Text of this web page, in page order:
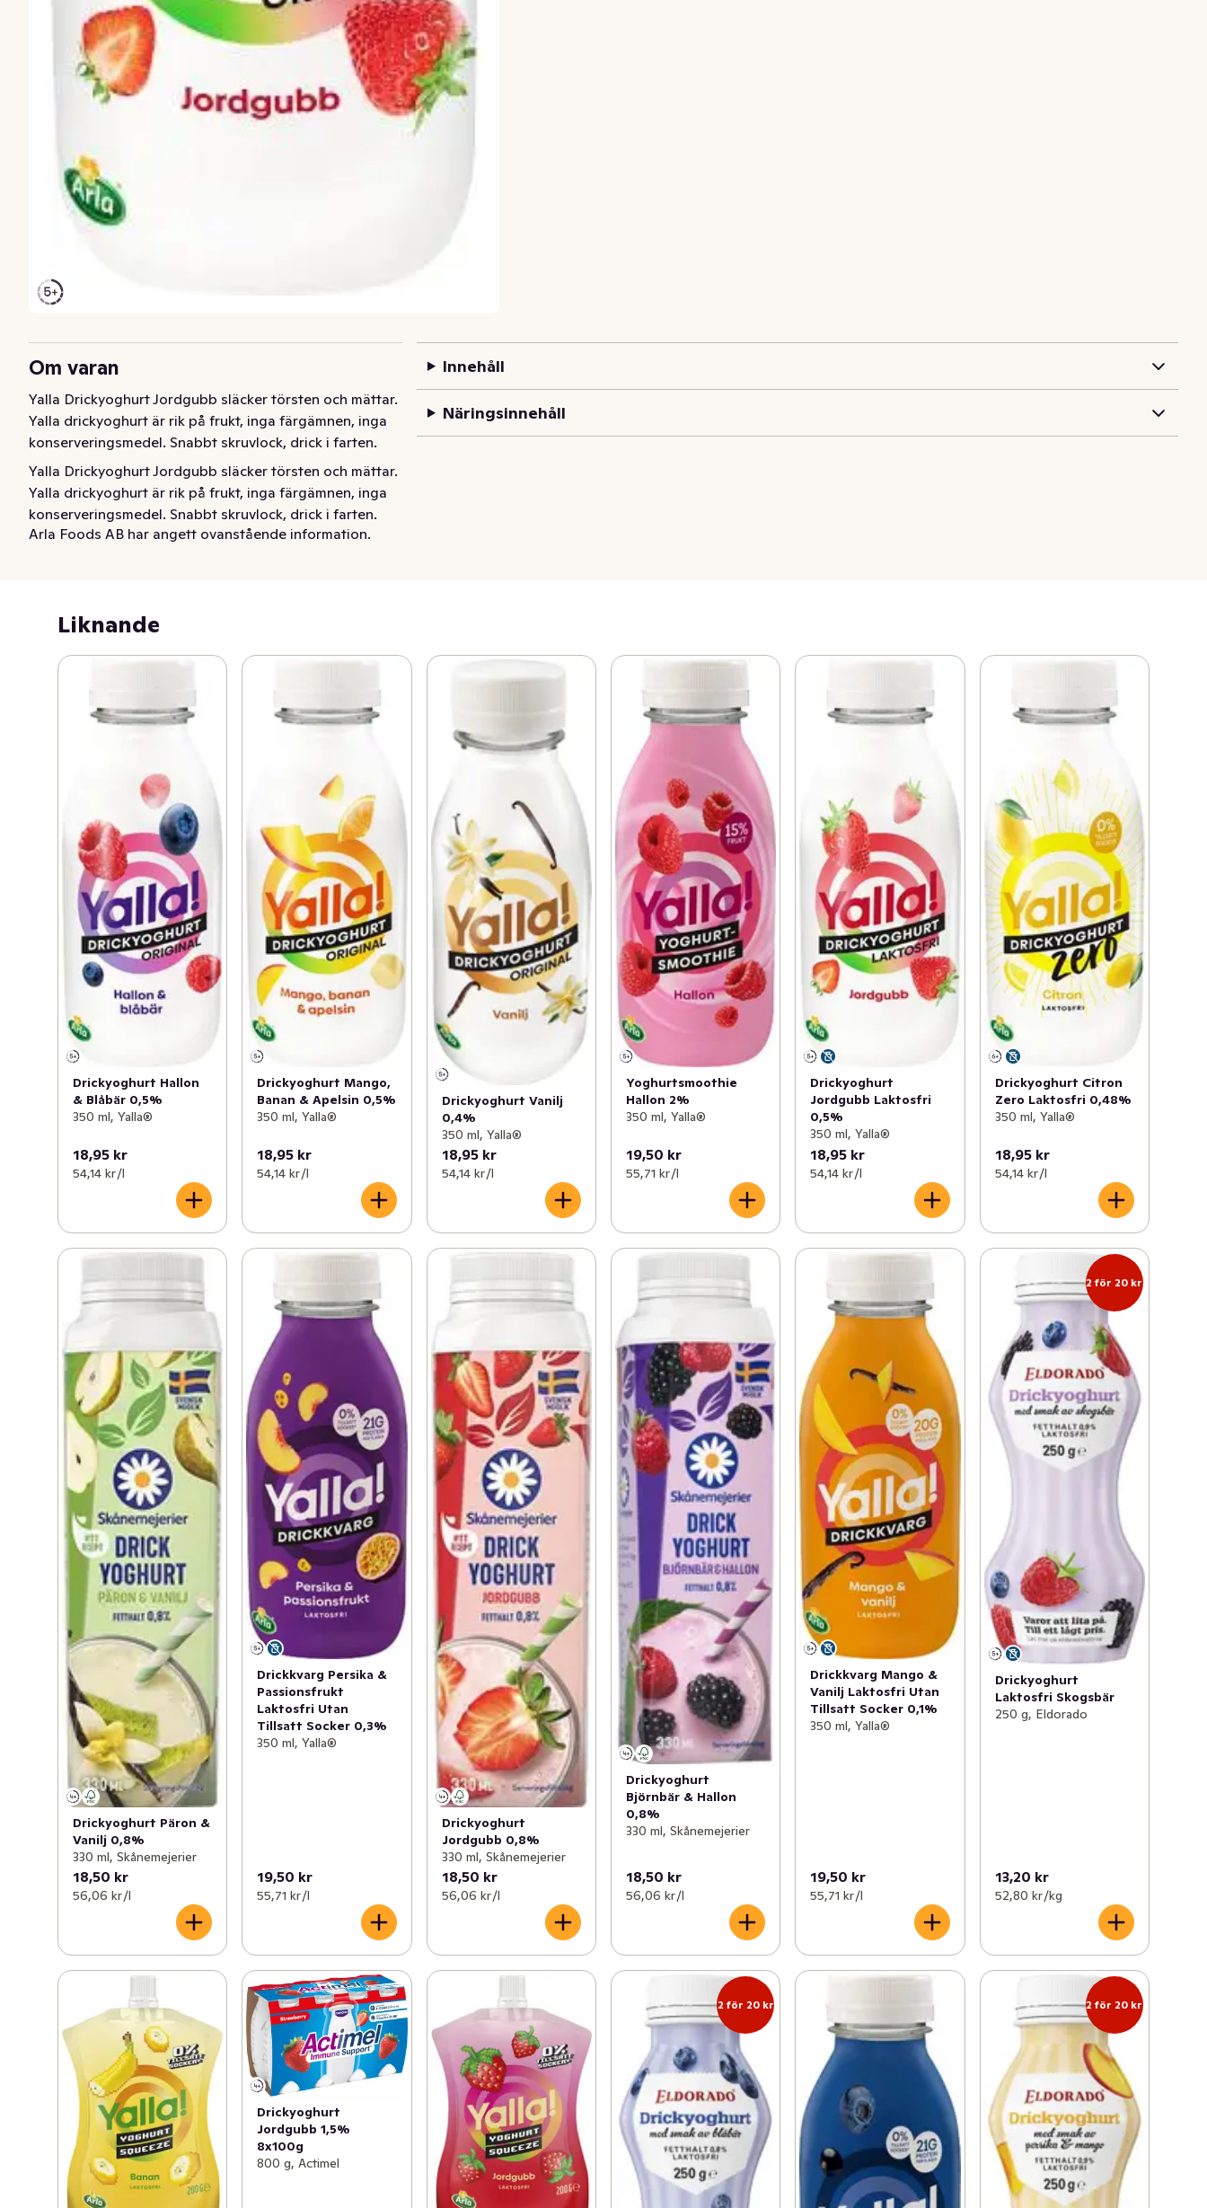
Om varan
Yalla Drickyoghurt Jordgubb släcker törsten och mättar.
Yalla drickyoghurt är rik på frukt, inga färgämnen, inga
konserveringsmedel. Snabbt skruvlock, drick i farten.
Yalla Drickyoghurt Jordgubb släcker törsten och mättar.
Yalla drickyoghurt är rik på frukt, inga färgämnen, inga
konserveringsmedel. Snabbt skruvlock, drick i farten.
Arla Foods AB har angett ovanstående information.
Innehåll
Näringsinnehåll
Liknande
Drickyoghurt Hallon
& Blåbär 0,5%
350 ml, Yalla®
18,95 kr
54,14 kr /l
Drickyoghurt Mango,
Banan & Apelsin 0,5%
350 ml, Yalla®
18,95 kr
54,14 kr /l
Drickyoghurt Vanilj
0,4%
350 ml, Yalla®
18,95 kr
54,14 kr /l
Yoghurtsmoothie
Hallon 2%
350 ml, Yalla®
19,50 kr
55,71 kr /l
Drickyoghurt
Jordgubb Laktosfri
0,5%
350 ml, Yalla®
18,95 kr
54,14 kr /l
Drickyoghurt Citron
Zero Laktosfri 0,48%
350 ml, Yalla®
18,95 kr
54,14 kr /l
Drickyoghurt Päron &
Vanilj 0,8%
330 ml, Skånemejerier
18,50 kr
56,06 kr /l
Drickkvarg Persika &
Passionsfrukt
Laktosfri Utan
Tillsatt Socker 0,3%
350 ml, Yalla®
19,50 kr
55,71 kr /l
Drickyoghurt
Jordgubb 0,8%
330 ml, Skånemejerier
18,50 kr
56,06 kr /l
Drickyoghurt
Björnbär & Hallon
0,8%
330 ml, Skånemejerier
18,50 kr
56,06 kr /l
Drickkvarg Mango &
Vanilj Laktosfri Utan
Tillsatt Socker 0,1%
350 ml, Yalla®
19,50 kr
55,71 kr /l
2 för 20 kr
Drickyoghurt
Laktosfri Skogsbär
250 g, Eldorado
13,20 kr
52,80 kr /kg
Drickyoghurt
Jordgubb 1,5%
8x100g
800 g, Actimel
2 för 20 kr 2 för 20 kr